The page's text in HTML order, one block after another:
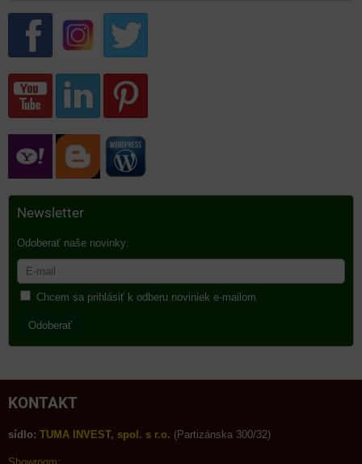
Newsletter
Odoberať naše novinky:
Chcem sa prihlásiť k odberu noviniek e-mailom
Odoberať
KONTAKT
sídlo: TUMA INVEST, spol. s r.o. (Partizánska 300/32)